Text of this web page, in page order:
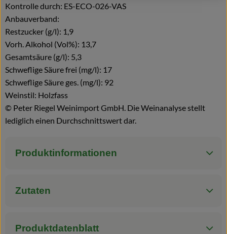
Kontrolle durch: ES-ECO-026-VAS
Anbauverband:
Restzucker (g/l): 1,9
Vorh. Alkohol (Vol%): 13,7
Gesamtsäure (g/l): 5,3
Schweflige Säure frei (mg/l): 17
Schweflige Säure ges. (mg/l): 92
Weinstil: Holzfass
© Peter Riegel Weinimport GmbH. Die Weinanalyse stellt
lediglich einen Durchschnittswert dar.
Produktinformationen
Zutaten
Produktdatenblatt